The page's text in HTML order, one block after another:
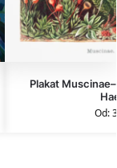
Plakat
Od: